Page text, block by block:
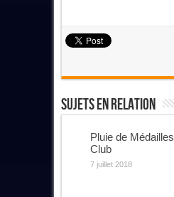
Sujets En Relation
Pluie de
Club
7 juillet 2018